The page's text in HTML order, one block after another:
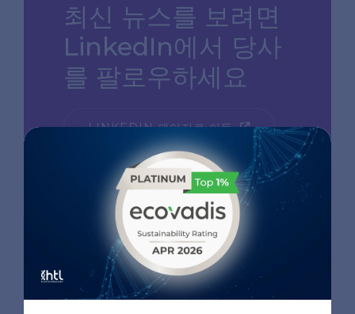
최신 뉴스를 보려면
LinkedIn에서 당사
를 팔로우하세요
LINKEDIN 페이지로 이동